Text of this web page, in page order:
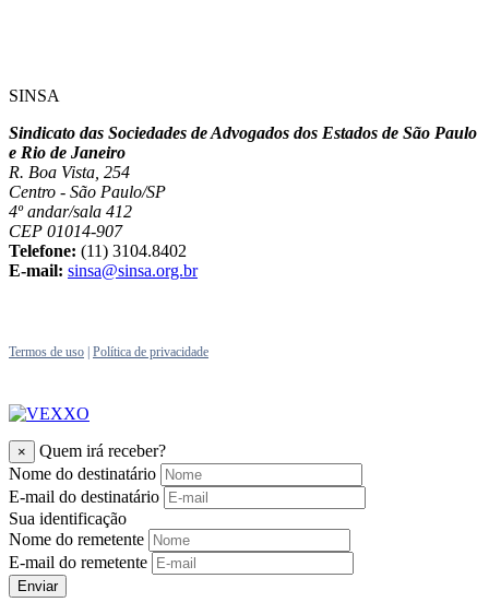
SINSA
Sindicato das Sociedades de Advogados dos Estados de São Paulo
e Rio de Janeiro
R. Boa Vista, 254
Centro - São Paulo/SP
4º andar/sala 412
CEP 01014-907
Telefone: (11) 3104.8402
E-mail: sinsa@sinsa.org.br
Termos de uso Política de privacidade
×
Quem irá receber?
Nome do destinatário
E-mail do destinatário
Sua identificação
Nome do remetente
E-mail do remetente
Enviar